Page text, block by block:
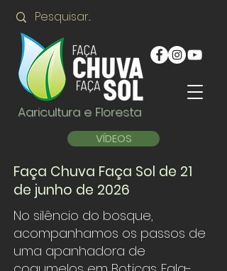
Agricultura e Floresta
VÍDEOS
Faça Chuva Faça Sol de 21
de junho de 2026
No silêncio do bosque,
acompanhamos os passos de
uma apanhadora de